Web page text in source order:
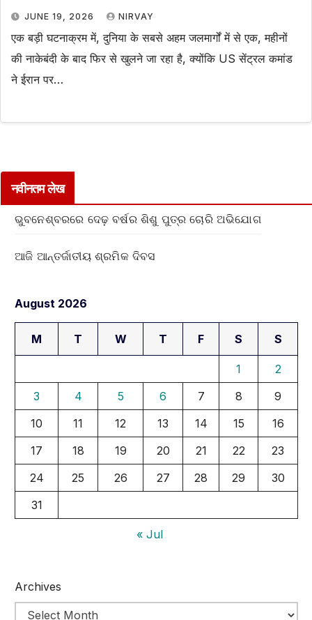
JUNE 19, 2026 NIRVAY
एक बड़ी घटनाक्रम में, दुनिया के सबसे अहम जलमार्गों में से एक, महीनों
की नाकेबंदी के बाद फिर से खुलने जा रहा है, क्योंकि US सेंट्रल कमांड
ने ईरान पर…
नवीनतम लेख
ଭୁବନେଶ୍ବରରେ ଦେଢ଼ ବର୍ଷର ଶିଶୁ ପୁତ୍ର ଚୋରି ଅଭିଯୋଗ
ଆଜି ଆନ୍ତର୍ଜାତୀୟ ଶ୍ରମିକ ଦିବସ
August 2026
M T W T F S S
1
2
3
4 5 6 7 8
9
10
11 12 13 14 15
16
17
18 19 20 21 22
23
24
25 26 27 28 29
30
31
« Jul
Archives